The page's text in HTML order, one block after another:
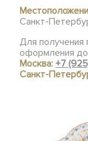
Санкт-
Для получения
оформления
Москва:+7
Санкт-